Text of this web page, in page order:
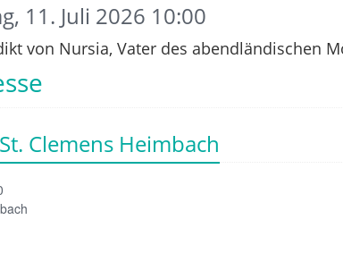
11. Juli 2026 10:00
von Nursia, Vater des abendländischen
Clemens Heimbach